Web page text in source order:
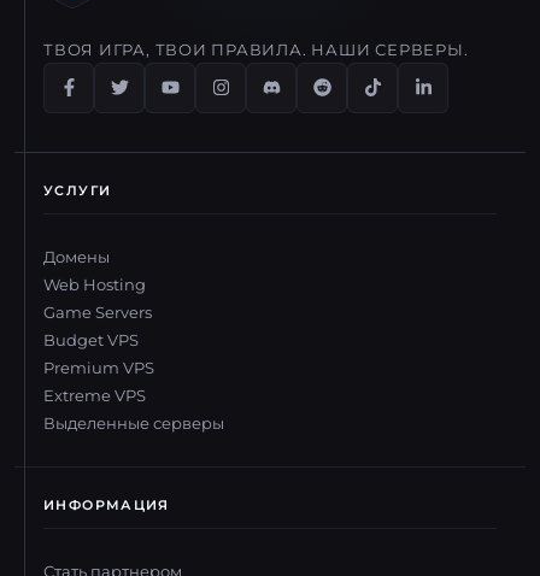
ТВОЯ ИГРА, ТВОИ ПРАВИЛА. НАШИ СЕРВЕРЫ.
УСЛУГИ
Домены
Web Hosting
Game Servers
Budget VPS
Premium VPS
Extreme VPS
Выделенные серверы
ИНФОРМАЦИЯ
Стать партнером